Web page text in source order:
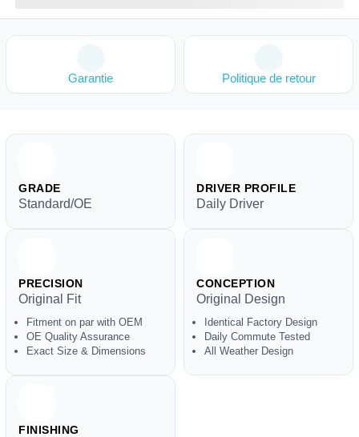
Garantie Politique de retour
GRADE
Standard/OE
DRIVER PROFILE
Daily Driver
PRECISION
Original Fit
Fitment on par with OEM
OE Quality Assurance
Exact Size & Dimensions
CONCEPTION
Original Design
Identical Factory Design
Daily Commute Tested
All Weather Design
FINISHING